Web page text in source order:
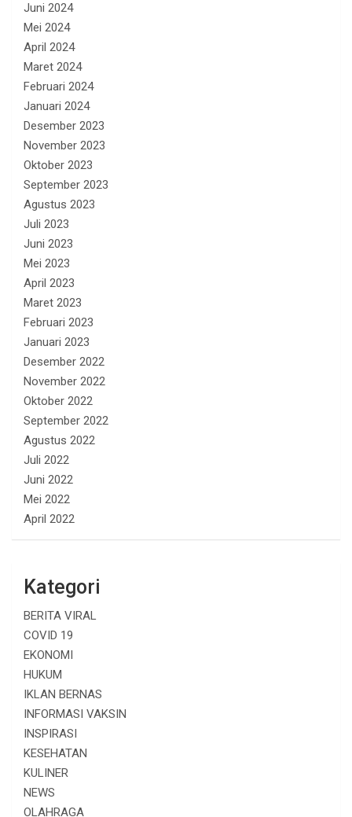
Juni 2024
Mei 2024
April 2024
Maret 2024
Februari 2024
Januari 2024
Desember 2023
November 2023
Oktober 2023
September 2023
Agustus 2023
Juli 2023
Juni 2023
Mei 2023
April 2023
Maret 2023
Februari 2023
Januari 2023
Desember 2022
November 2022
Oktober 2022
September 2022
Agustus 2022
Juli 2022
Juni 2022
Mei 2022
April 2022
Kategori
BERITA VIRAL
COVID 19
EKONOMI
HUKUM
IKLAN BERNAS
INFORMASI VAKSIN
INSPIRASI
KESEHATAN
KULINER
NEWS
OLAHRAGA